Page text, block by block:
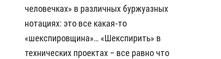
человечках» в различных буржуазных
нотациях: это все какая-то
«шекспировщина»… «Шекспирить» в
технических проектах – все равно что